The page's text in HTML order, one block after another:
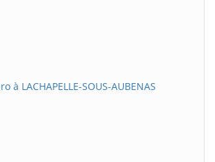
à LACHAPELLE-SOUS-AUBENAS